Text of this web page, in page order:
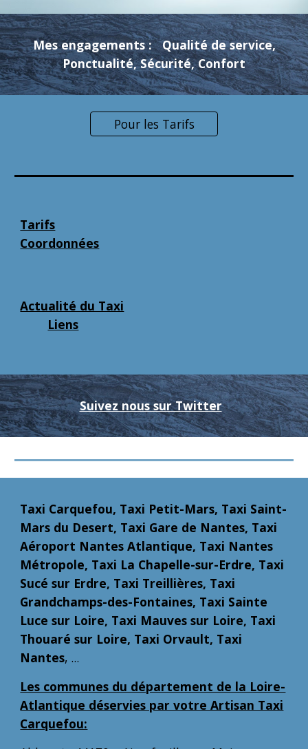
Mes engagements :
Qualité de service,
Ponctualité, Sécurité, Confort
Pour les Tarifs
Tarifs
Coordonnées
Actualité du Taxi
Liens
Suivez nous sur Twitter
Taxi Carquefou, Taxi Petit-Mars, Taxi Saint-
Mars du Desert, Taxi Gare de Nantes, Taxi
Aéroport Nantes Atlantique, Taxi Nantes
Métropole, Taxi La Chapelle-sur-Erdre, Taxi
Sucé sur Erdre, Taxi Treillières, Taxi
Grandchamps-des-Fontaines, Taxi Sainte
Luce sur Loire, Taxi Mauves sur Loire, Taxi
Thouaré sur Loire, Taxi Orvault, Taxi
Nantes, ...
Les communes du département de la Loire-
Atlantique déservies par votre Artisan Taxi
Carquefou: